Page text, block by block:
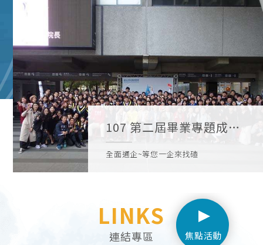
107 第二屆畢業專題成果
展
全面通企~等您一企來找碴
焦點活動
LINKS
連結專區